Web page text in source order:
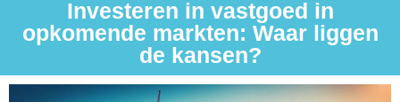
Investeren in vastgoed in
opkomende markten: Waar liggen
de kansen?